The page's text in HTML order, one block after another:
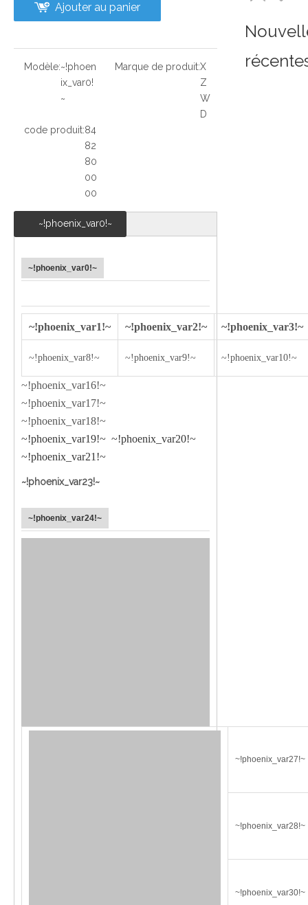
Ajouter au panier
Modèle:~!phoen
ix_var0!
~
Marque de produit:X
Z
W
D
code produit:84
82
80
00
00
~!phoenix_var0!~
~!phoenix_var0!~
~!phoenix_var1!~ ~!phoenix_var2!~ ~!phoenix_var3!~
~!phoenix_var8!~ ~!phoenix_var9!~ ~!phoenix_var10!~
~!phoenix_var16!~
~!phoenix_var17!~
~!phoenix_var18!~
~!phoenix_var19!~ ~!phoenix_var20!~
~!phoenix_var21!~
~!phoenix_var23!~
~!phoenix_var24!~
~!phoenix_var27!~
~!phoenix_var30!~